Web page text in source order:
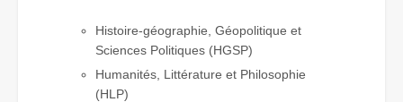
Histoire-géographie, Géopolitique et
Sciences Politiques (HGSP)
Humanités, Littérature et Philosophie
(HLP)